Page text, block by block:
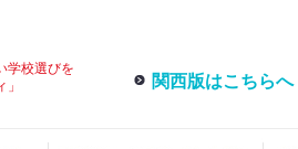
学校選びを
関西版はこちらへ